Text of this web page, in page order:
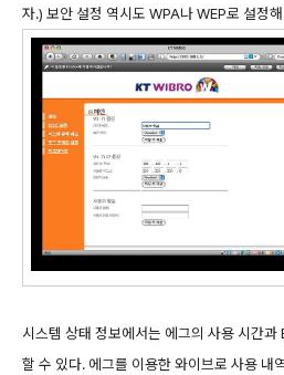
자.) 보안 설정 역시도 WPA나 WEP로 설정
시스템 상태 정보에서는 에그의 사용 시간
할 수 있다. 에그를 이용한 와이브로 사용 내